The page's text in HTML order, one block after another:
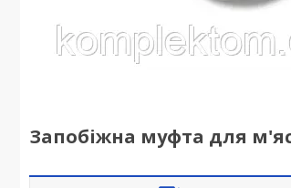
Запобіжна муфта для